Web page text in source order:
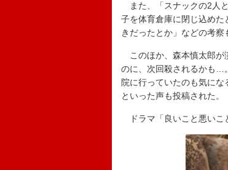
また、「スナックの2人
子を体育倉庫に閉じ込め
きだったとか」などの考察
このほか、森本慎太郎が
のに、次回殺されるかも…
院に行っていたのも気にな
といった声も投稿された。
ドラマ「良いこと悪いこ